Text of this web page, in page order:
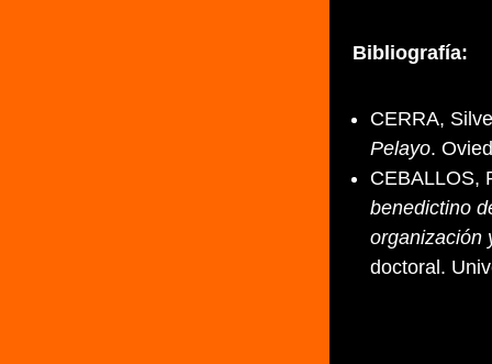
Bibliografía:
CERRA,
Pelayo.
CEBALLOS,
benedictino
organización
doctoral.